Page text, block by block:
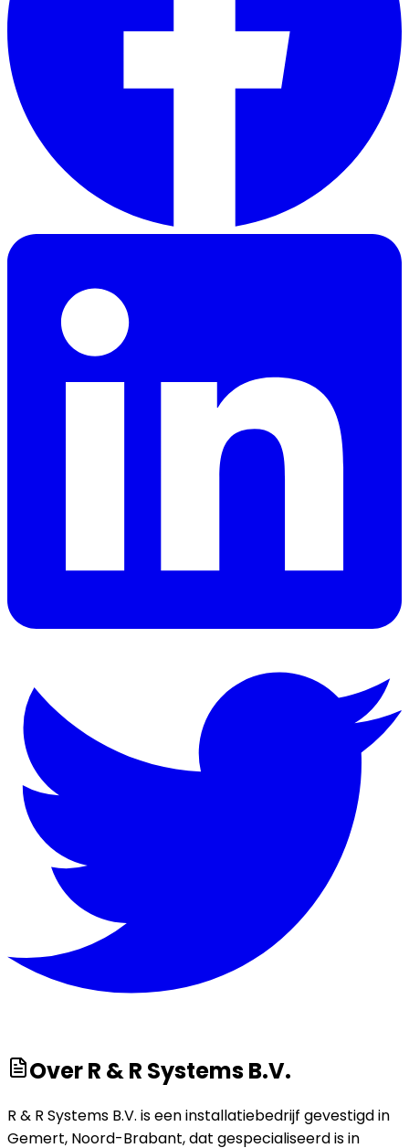
OverR & R Systems B.V.
R & R Systems B.V. is een installatiebedrijf gevestigd in
Gemert, Noord-Brabant, dat gespecialiseerd is in